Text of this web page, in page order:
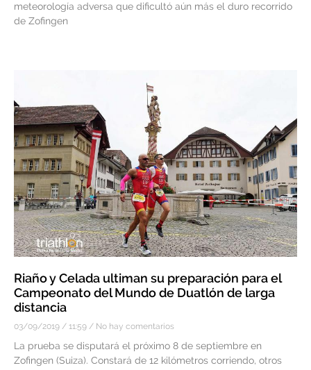
meteorología adversa que dificultó aún más el duro recorrido
de Zofingen
Riaño y Celada ultiman su preparación para el
Campeonato del Mundo de Duatlón de larga
distancia
03/09/2019 11:59 No hay comentarios
La prueba se disputará el próximo 8 de septiembre en
Zofingen (Suiza). Constará de 12 kilómetros corriendo, otros